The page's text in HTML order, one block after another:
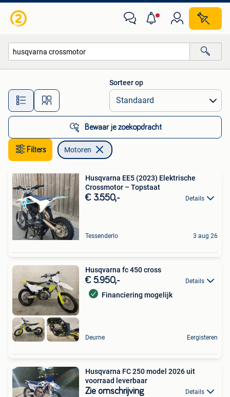
Alle afstanden…
Sorteer op
Bewaar je zoekopdracht
Filters Motoren
Husqvarna EE5 (2023) Elektrische
Crossmotor – Topstaat
€ 3.550,- Details
Tessenderlo 3 aug 26
Husqvarna fc 450 cross
€ 5.950,- Details
Financiering mogelijk
Deurne Eergisteren
Husqvarna FC 250 model 2026 uit
voorraad leverbaar
Zie omschrijving Details